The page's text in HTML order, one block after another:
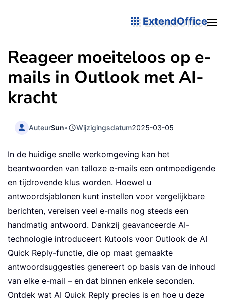
ExtendOffice
Reageer moeiteloos op e-
mails in Outlook met AI-
kracht
AuteurSun• Wijzigingsdatum2025-03-05
In de huidige snelle werkomgeving kan het
beantwoorden van talloze e-mails een ontmoedigende
en tijdrovende klus worden. Hoewel u
antwoordsjablonen kunt instellen voor vergelijkbare
berichten, vereisen veel e-mails nog steeds een
handmatig antwoord. Dankzij geavanceerde AI-
technologie introduceert Kutools voor Outlook de AI
Quick Reply-functie, die op maat gemaakte
antwoordsuggesties genereert op basis van de inhoud
van elke e-mail – en dat binnen enkele seconden.
Ontdek wat AI Quick Reply precies is en hoe u deze